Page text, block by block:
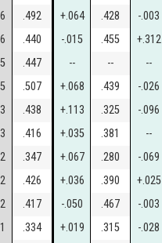
.492 +.064 .428 -.003
.440 -.015 .455 +.312
.447 -- -- --
.507 +.068 .439 -.026
.438 +.113 .325 -.096
.416 +.035 .381 --
.347 +.067 .280 -.069
.426 +.036 .390 +.025
.417 -.050 .467 -.003
.334 +.019 .315 -.028